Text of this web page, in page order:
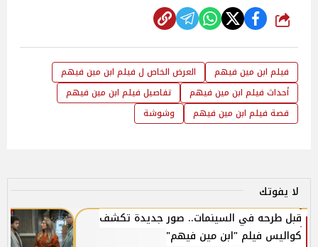
شارك
فيلم ابن مين فيهم
العرض الخاص ل فيلم ابن مين فيهم
أحداث فيلم ابن مين فيهم
تفاصيل فيلم ابن مين فيهم
قصة فيلم ابن مين فيهم
وشوشة
لا يفوتك
قبل طرحه في السينمات.. صور جديدة تكشف
كواليس فيلم "ابن مين فيهم"